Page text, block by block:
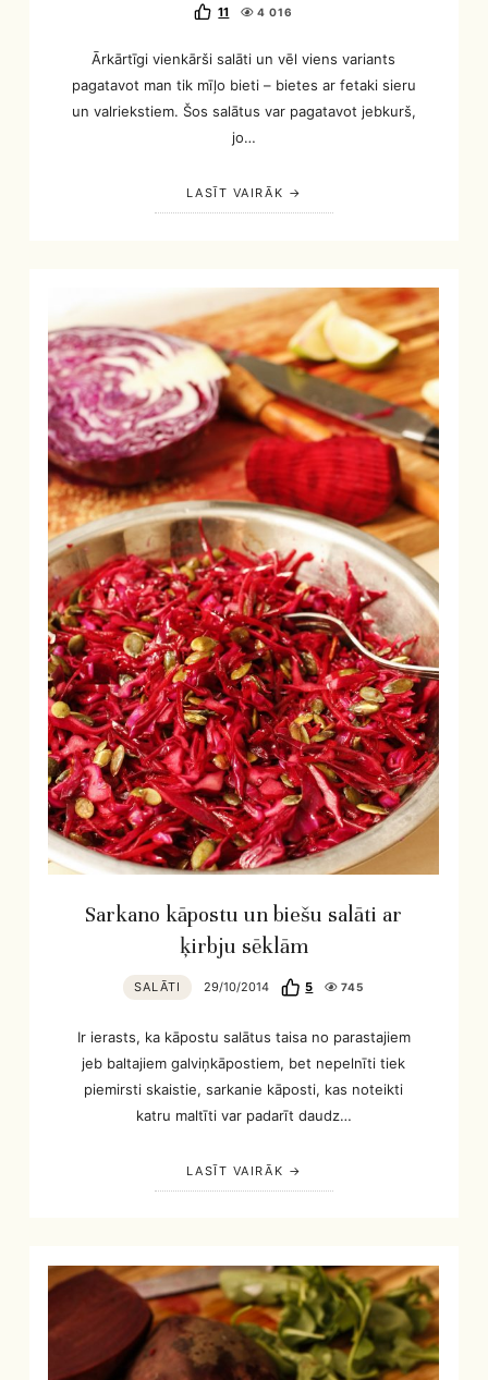
11 4 016
Ārkārtīgi vienkārši salāti un vēl viens variants
pagatavot man tik mīļo bieti – bietes ar fetaki sieru
un valriekstiem. Šos salātus var pagatavot jebkurš,
jo…
LASĪT VAIRĀK
Sarkano kāpostu un biešu salāti ar
ķirbju sēklām
SALĀTI 29/10/2014 5 745
Ir ierasts, ka kāpostu salātus taisa no parastajiem
jeb baltajiem galviņkāpostiem, bet nepelnīti tiek
piemirsti skaistie, sarkanie kāposti, kas noteikti
katru maltīti var padarīt daudz…
LASĪT VAIRĀK